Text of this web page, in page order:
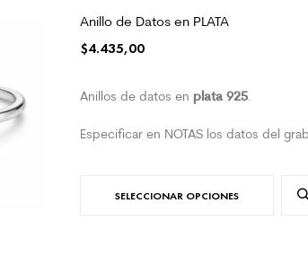
Anillo de Datos en PLATA
$4.435,00
Anillos de datos en plata 925.
Especificar en NOTAS los datos del
SELECCIONAR OPCIONES